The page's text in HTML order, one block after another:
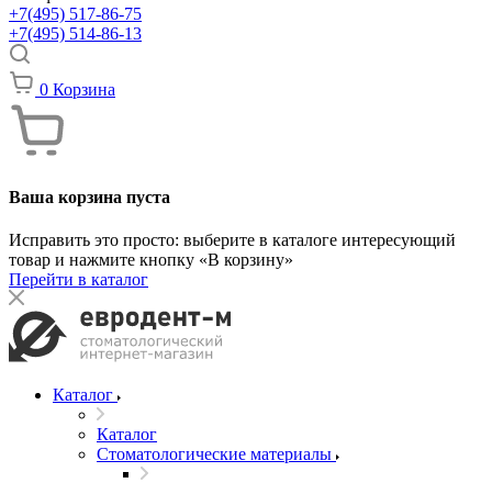
+7(495) 517-86-75
+7(495) 514-86-13
0 Корзина
Ваша корзина пуста
Исправить это просто: выберите в каталоге интересующий
товар и нажмите кнопку «В корзину»
Перейти в каталог
Каталог
Каталог
Стоматологические материалы